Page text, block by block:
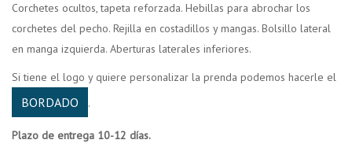
Corchetes ocultos, tapeta reforzada. Hebillas para abrochar los
corchetes del pecho. Rejilla en costadillos y mangas. Bolsillo lateral
en manga izquierda. Aberturas laterales inferiores.
Si tiene el logo y quiere personalizar la prenda podemos hacerle el
BORDADO .
Plazo de entrega 10-12 días.